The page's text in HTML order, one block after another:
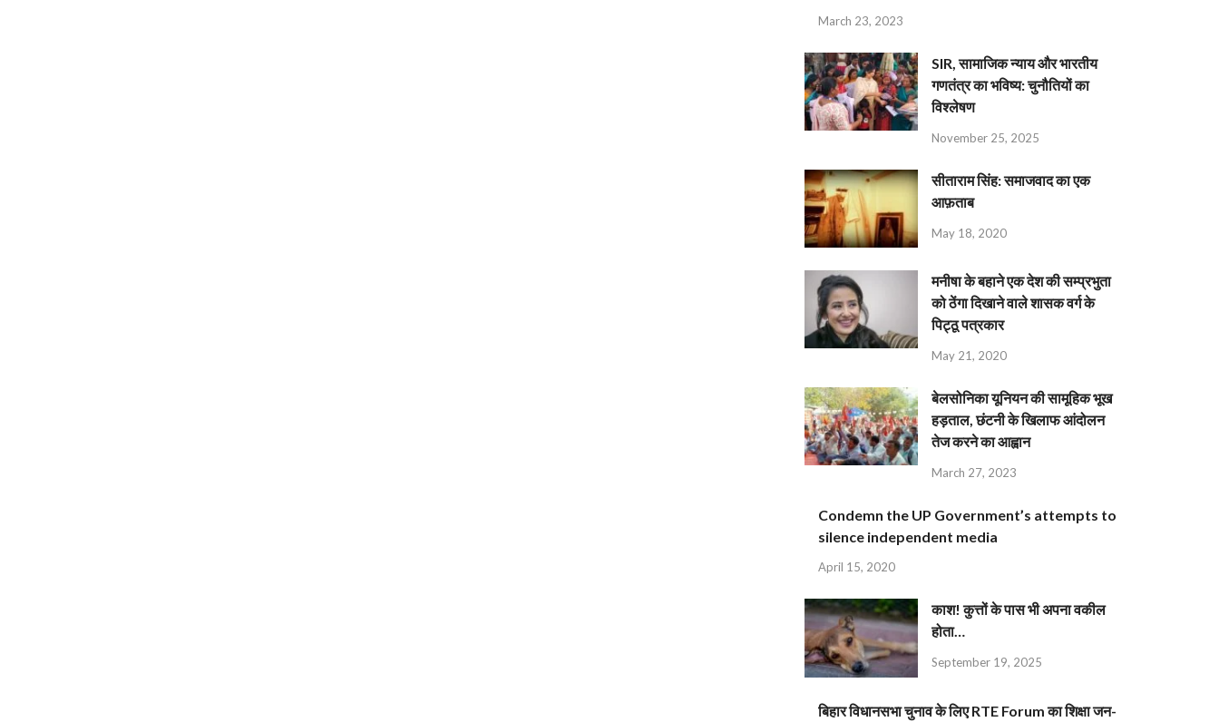
March 23, 2023
SIR, सामाजिक न्याय और भारतीय
गणतंत्र का भविष्य: चुनौतियों का
विश्लेषण
November 25, 2025
सीताराम सिंह: समाजवाद का एक
आफ़ताब
May 18, 2020
मनीषा के बहाने एक देश की सम्प्रभुता
को ठेंगा दिखाने वाले शासक वर्ग के
पिट्ठू पत्रकार
May 21, 2020
बेलसोनिका यूनियन की सामूहिक भूख
हड़ताल, छंटनी के खिलाफ आंदोलन
तेज करने का आह्वान
March 27, 2023
Condemn the UP Government’s attempts to
silence independent media
April 15, 2020
काश! कुत्तों के पास भी अपना वकील
होता…
September 19, 2025
बिहार विधानसभा चुनाव के लिए RTE Forum का शिक्षा जन-